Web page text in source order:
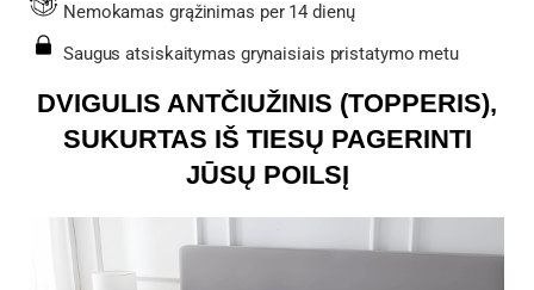
Nemokamas grąžinimas per 14 dienų
Saugus atsiskaitymas grynaisiais pristatymo metu
DVIGULIS ANTČIUŽINIS (TOPPERIS),
SUKURTAS IŠ TIESŲ PAGERINTI
JŪSŲ POILSĮ